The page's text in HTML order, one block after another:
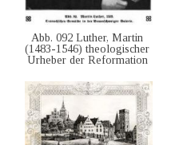
Abb. 092 Luther, Martin
(1483-1546) theologischer
Urheber der Reformation